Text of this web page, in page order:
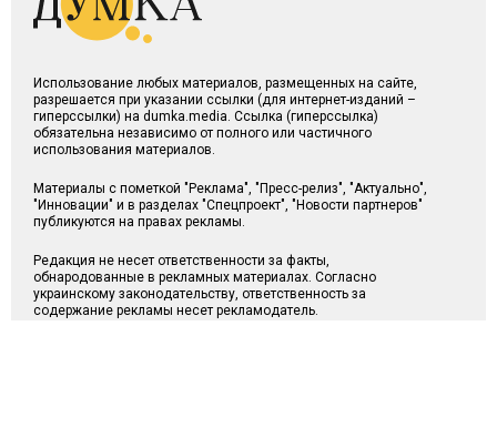
Использование любых материалов, размещенных на сайте,
разрешается при указании ссылки (для интернет-изданий –
гиперссылки) на dumka.media. Ссылка (гиперссылка)
обязательна независимо от полного или частичного
использования материалов.
Материалы с пометкой "Реклама", "Пресс-релиз", "Актуально",
"Инновации" и в разделах "Спецпроект", "Новости партнеров"
публикуются на правах рекламы.
Редакция не несет ответственности за факты,
обнародованные в рекламных материалах. Согласно
украинскому законодательству, ответственность за
содержание рекламы несет рекламодатель.